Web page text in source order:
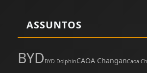
ASSUNTOS
BYD BYD DolphinCAOA ChanganCaoa